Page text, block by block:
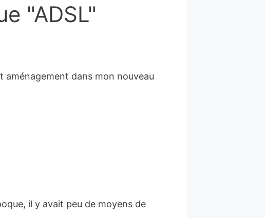
"ADSL"
aménagement dans mon nouveau
il y avait peu de moyens de